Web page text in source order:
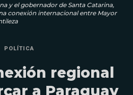
y el gobernador de Santa Catarina,
conexión internacional entre Mayor
POLÍTICA
regional
a Paraguay